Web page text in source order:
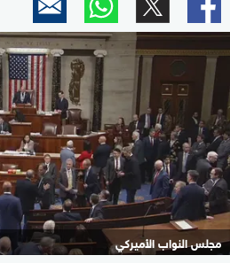
مجلس النواب الأميركي